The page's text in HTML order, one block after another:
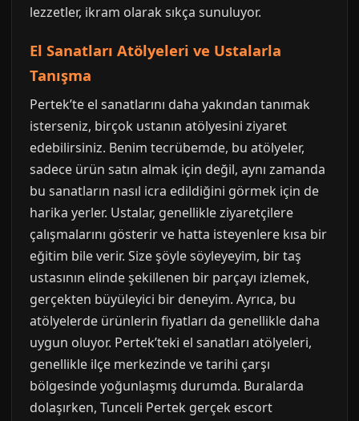
lezzetler, ikram olarak sıkça sunuluyor.
El Sanatları Atölyeleri ve Ustalarla
Tanışma
Pertek’te el sanatlarını daha yakından tanımak
isterseniz, birçok ustanın atölyesini ziyaret
edebilirsiniz. Benim tecrübemde, bu atölyeler,
sadece ürün satın almak için değil, aynı zamanda
bu sanatların nasıl icra edildiğini görmek için de
harika yerler. Ustalar, genellikle ziyaretçilere
çalışmalarını gösterir ve hatta isteyenlere kısa bir
eğitim bile verir. Size şöyle söyleyeyim, bir taş
ustasının elinde şekillenen bir parçayı izlemek,
gerçekten büyüleyici bir deneyim. Ayrıca, bu
atölyelerde ürünlerin fiyatları da genellikle daha
uygun oluyor. Pertek’teki el sanatları atölyeleri,
genellikle ilçe merkezinde ve tarihi çarşı
bölgesinde yoğunlaşmış durumda. Buralarda
dolaşırken, Tunceli Pertek gerçek escort